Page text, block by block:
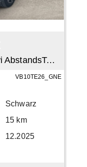
1.0 Turbo Edition LED Navi AbstandsTempomat
VB10TE26_GNE
Schwarz
15 km
12.2025